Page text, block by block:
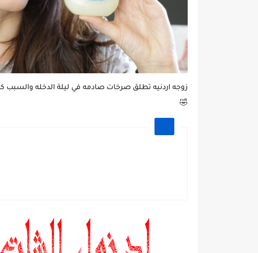
زوجه اردنيه تطلق صرخات صادمه في ليلة الدخله
🤣